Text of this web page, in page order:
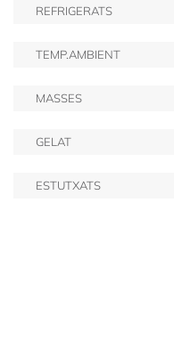
REFRIGERATS
TEMP.AMBIENT
MASSES
GELAT
ESTUTXATS